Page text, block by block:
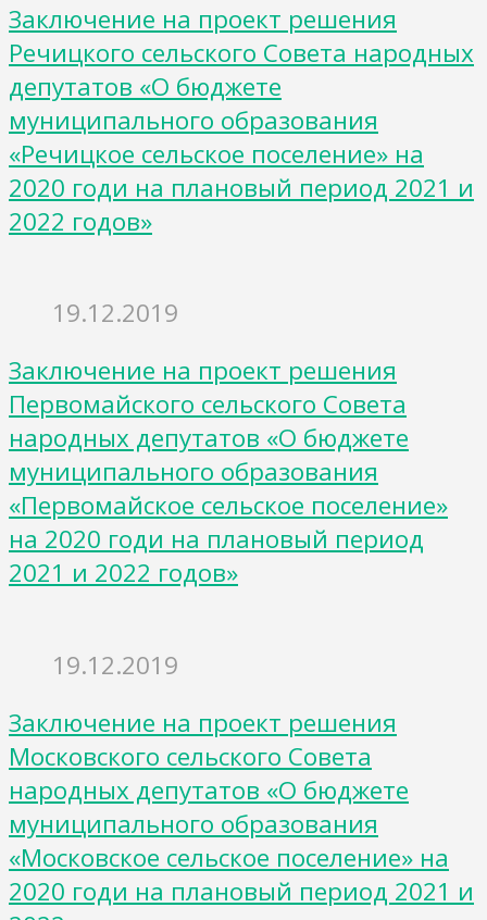
Заключение на проект решения
Речицкого сельского Совета народных
депутатов «О бюджете
муниципального образования
«Речицкое сельское поселение» на
2020 годи на плановый период 2021 и
2022 годов»
19.12.2019
Заключение на проект решения
Первомайского сельского Совета
народных депутатов «О бюджете
муниципального образования
«Первомайское сельское поселение»
на 2020 годи на плановый период
2021 и 2022 годов»
19.12.2019
Заключение на проект решения
Московского сельского Совета
народных депутатов «О бюджете
муниципального образования
«Московское сельское поселение» на
2020 годи на плановый период 2021 и